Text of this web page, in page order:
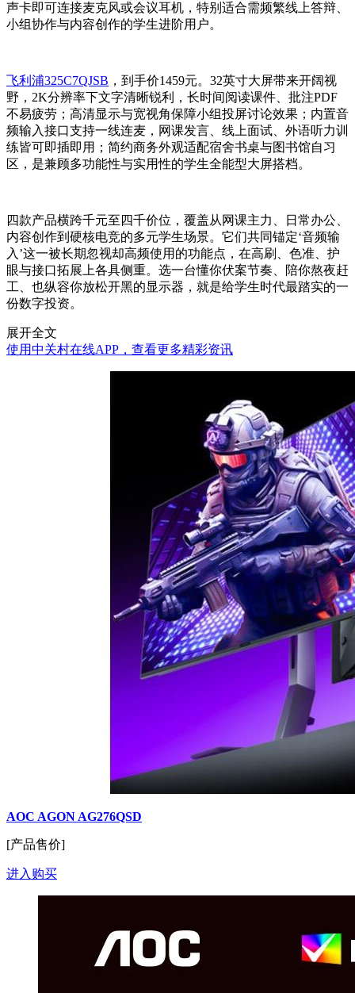
声卡即可连接麦克风或会议耳机，特别适合需频繁线上答辩、
小组协作与内容创作的学生进阶用户。
飞利浦325C7QJSB ，到手价1459元。32英寸大屏带来开阔视
野，2K分辨率下文字清晰锐利，长时间阅读课件、批注PDF
不易疲劳；高清显示与宽视角保障小组投屏讨论效果；内置音
频输入接口支持一线连麦，网课发言、线上面试、外语听力训
练皆可即插即用；简约商务外观适配宿舍书桌与图书馆自习
区，是兼顾多功能性与实用性的学生全能型大屏搭档。
四款产品横跨千元至四千价位，覆盖从网课主力、日常办公、
内容创作到硬核电竞的多元学生场景。它们共同锚定‘音频输
入’这一被长期忽视却高频使用的功能点，在高刷、色准、护
眼与接口拓展上各具侧重。选一台懂你伏案节奏、陪你熬夜赶
工、也纵容你放松开黑的显示器，就是给学生时代最踏实的一
份数字投资。
展开全文
使用中关村在线APP，查看更多精彩资讯
AOC AGON AG276QSD
[产品售价]
进入购买